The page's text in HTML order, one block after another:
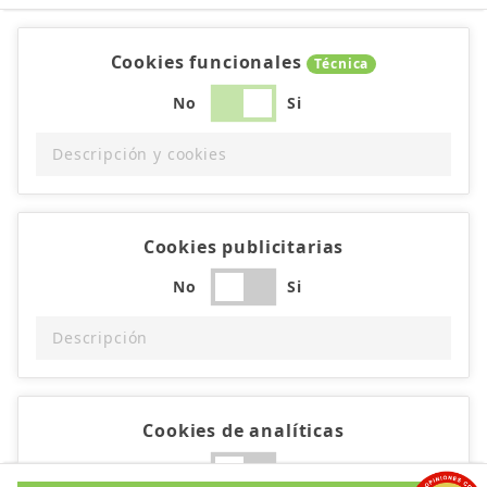
Cookies funcionales Técnica
No Si
Descripción y cookies
Cookies publicitarias
No Si
Descripción
Cookies de analíticas
No Si